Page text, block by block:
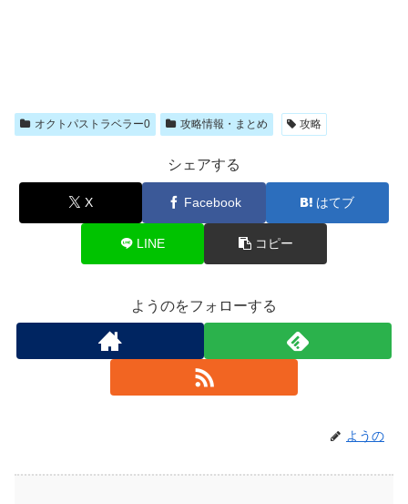
オクトパストラベラー0 攻略情報・まとめ 攻略
シェアする
X Facebook はてブ
LINE コピー
ようのをフォローする
ようの